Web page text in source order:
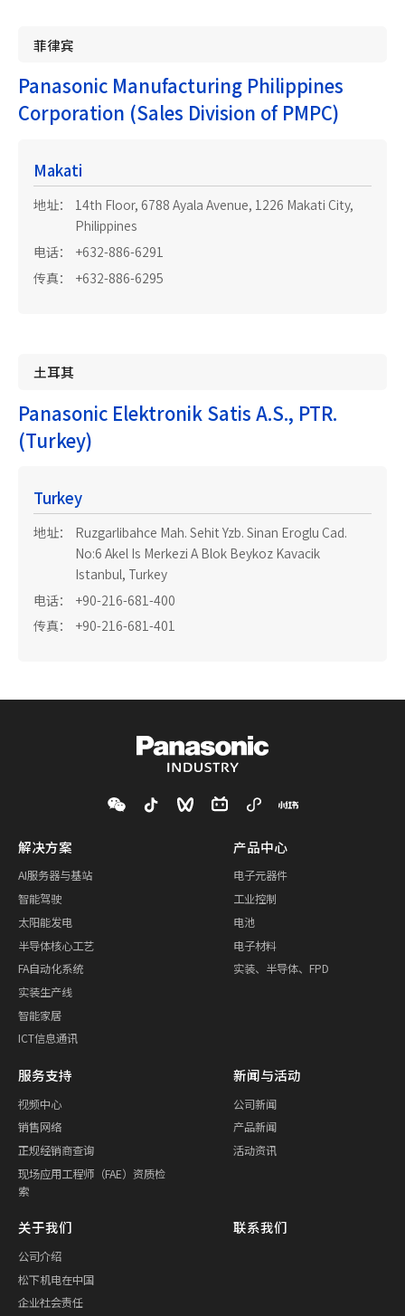
菲律宾
Panasonic Manufacturing Philippines
Corporation (Sales Division of PMPC)
Makati
地址：
14th Floor, 6788 Ayala Avenue, 1226 Makati City,
Philippines
电话：
+632-886-6291
传真：
+632-886-6295
土耳其
Panasonic Elektronik Satis A.S., PTR.
(Turkey)
Turkey
地址：
Ruzgarlibahce Mah. Sehit Yzb. Sinan Eroglu Cad.
No:6 Akel Is Merkezi A Blok Beykoz Kavacik
Istanbul, Turkey
电话：
+90-216-681-400
传真：
+90-216-681-401
解决方案
AI服务器与基站
智能驾驶
太阳能发电
半导体核心工艺
FA自动化系统
实装生产线
智能家居
ICT信息通讯
产品中心
电子元器件
工业控制
电池
电子材料
实装、半导体、FPD
服务支持
视频中心
销售网络
正规经销商查询
现场应用工程师（FAE）资质检
索
新闻与活动
公司新闻
产品新闻
活动资讯
关于我们
公司介绍
松下机电在中国
企业社会责任
联系我们